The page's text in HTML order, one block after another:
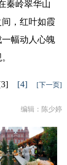
秦岭翠华山
，红叶如霞
幅动人心魄
[4] [下一页]
编辑：陈少婷